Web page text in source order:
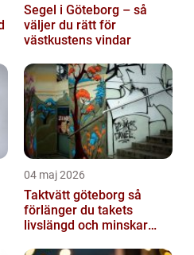
Segel i Göteborg – så
väljer du rätt för
västkustens vindar
04 maj 2026
Taktvätt göteborg så
förlänger du takets
livslängd och minskar